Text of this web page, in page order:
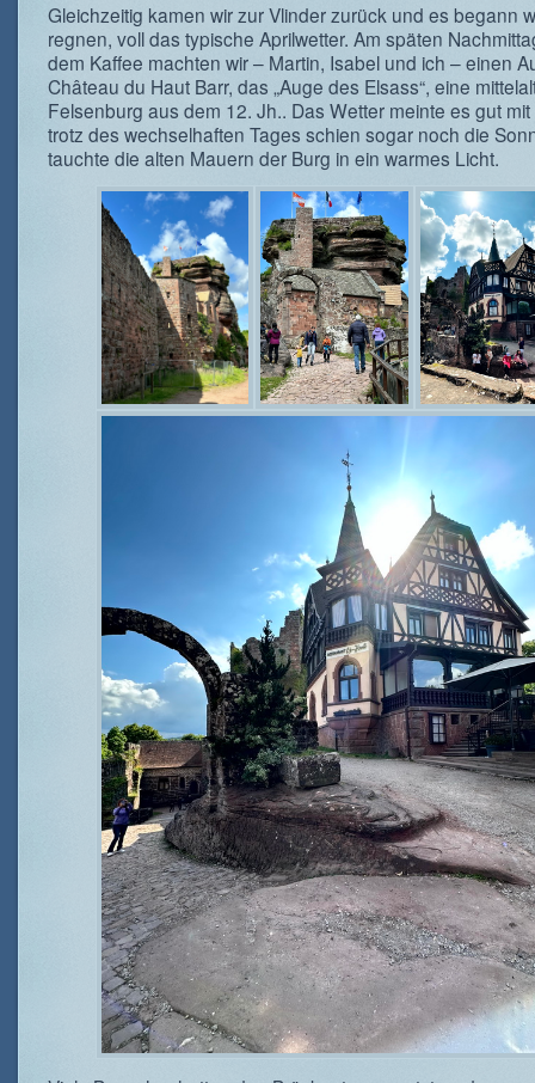
Gleichzeitig kamen wir zur Vlinder zurück und es begann
regnen, voll das typische Aprilwetter. Am späten
dem Kaffee machten wir – Martin, Isabel und ich – einen
Château du Haut Barr, das „Auge des Elsass“, eine
Felsenburg aus dem 12. Jh.. Das Wetter meinte es gut
trotz des wechselhaften Tages schien sogar noch die
tauchte die alten Mauern der Burg in ein warmes Licht.